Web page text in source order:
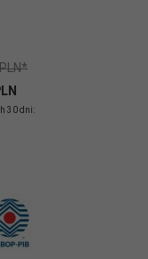
30 dni: